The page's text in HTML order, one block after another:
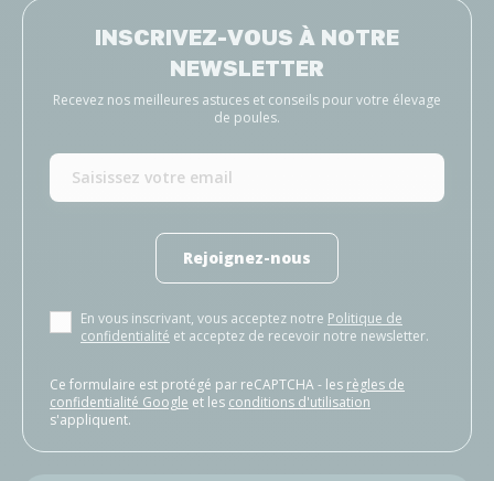
INSCRIVEZ-VOUS À NOTRE
NEWSLETTER
Recevez nos meilleures astuces et conseils pour votre élevage
de poules.
Rejoignez-nous
En vous inscrivant, vous acceptez notre Politique de
confidentialité et acceptez de recevoir notre newsletter.
Ce formulaire est protégé par reCAPTCHA - les règles de
confidentialité Google et les conditions d'utilisation
s'appliquent.